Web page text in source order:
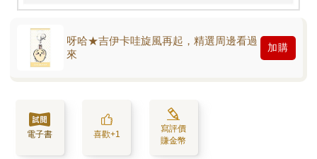
呀哈★吉伊卡哇旋風再起，精選周邊看過
來
加購
電子書 喜歡+1
寫評價
賺金幣